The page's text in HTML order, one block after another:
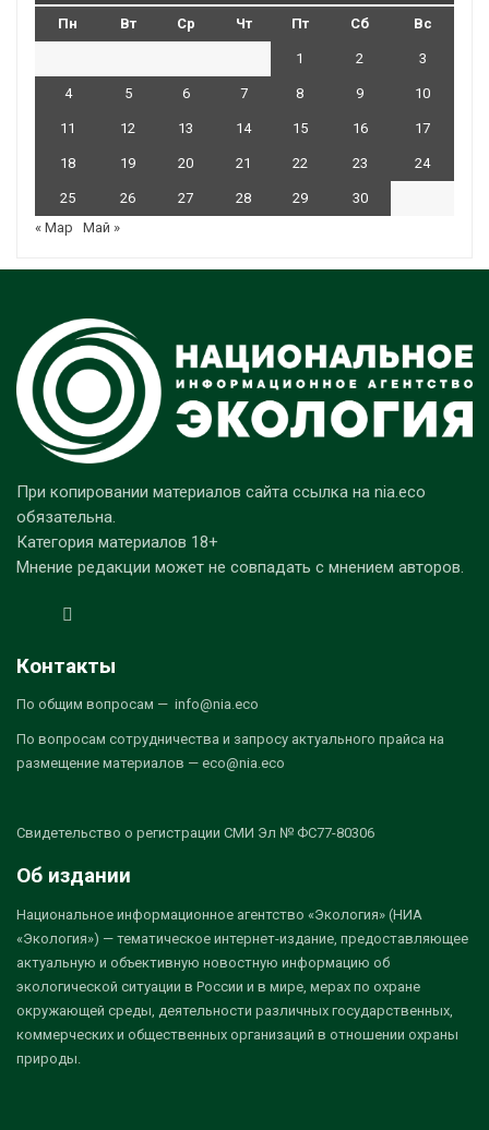
Пн Вт Ср Чт Пт Сб Вс
1 2 3
4 5 6 7 8 9 10
11 12 13 14 15 16 17
18 19 20 21 22 23 24
25 26 27 28 29
30
« Мар
Май »
При копировании материалов сайта ссылка на nia.eco
обязательна.
Категория материалов 18+
Мнение редакции может не совпадать с мнением авторов.
Контакты
По общим вопросам — info@nia.eco
По вопросам сотрудничества и запросу актуального прайса на
размещение материалов — eco@nia.eco
Свидетельство о регистрации СМИ Эл № ФС77-80306
Об издании
Национальное информационное агентство «Экология» (НИА
«Экология») — тематическое интернет-издание, предоставляющее
актуальную и объективную новостную информацию об
экологической ситуации в России и в мире, мерах по охране
окружающей среды, деятельности различных государственных,
коммерческих и общественных организаций в отношении охраны
природы.